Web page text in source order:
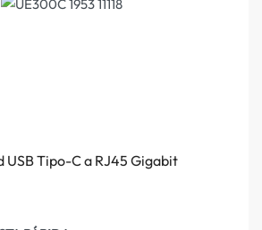
USB Tipo-C a RJ45 Gigabit